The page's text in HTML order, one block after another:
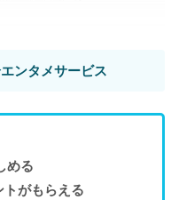
ンタメサービス
める
がもらえる